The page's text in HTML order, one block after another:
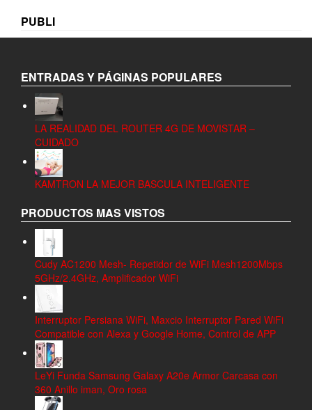
PUBLI
ENTRADAS Y PÁGINAS POPULARES
LA REALIDAD DEL ROUTER 4G DE MOVISTAR –
CUIDADO
KAMTRON LA MEJOR BASCULA INTELIGENTE
PRODUCTOS MAS VISTOS
Cudy AC1200 Mesh- Repetidor de WiFi Mesh1200Mbps
5GHz/2.4GHz, Amplificador WiFi
Interruptor Persiana WiFi, Maxcio Interruptor Pared WiFi
Compatible con Alexa y Google Home, Control de APP
LeYi Funda Samsung Galaxy A20e Armor Carcasa con
360 Anillo iman, Oro rosa